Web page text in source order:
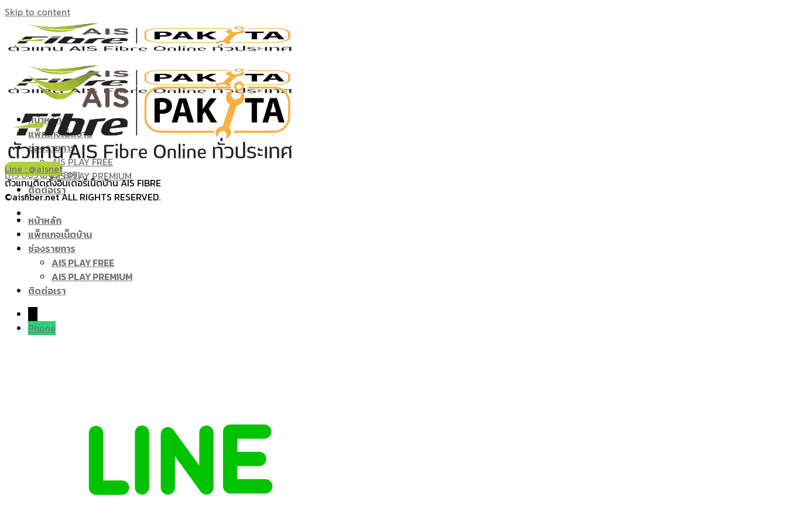
Skip to content
หน้าหลัก
แพ็กเกจเน็ตบ้าน
ช่องรายการ
AIS PLAY FREE
AIS PLAY PREMIUM
ติดต่อเรา
โทร 065-349-8191
Line : @aisnet
ตัวแทนติดตั้งอินเตอร์เน็ตบ้าน AIS FIBRE
©aisfiber.net ALL RIGHTS RESERVED.
หน้าหลัก
แพ็กเกจเน็ตบ้าน
ช่องรายการ
AIS PLAY FREE
AIS PLAY PREMIUM
ติดต่อเรา
Phone